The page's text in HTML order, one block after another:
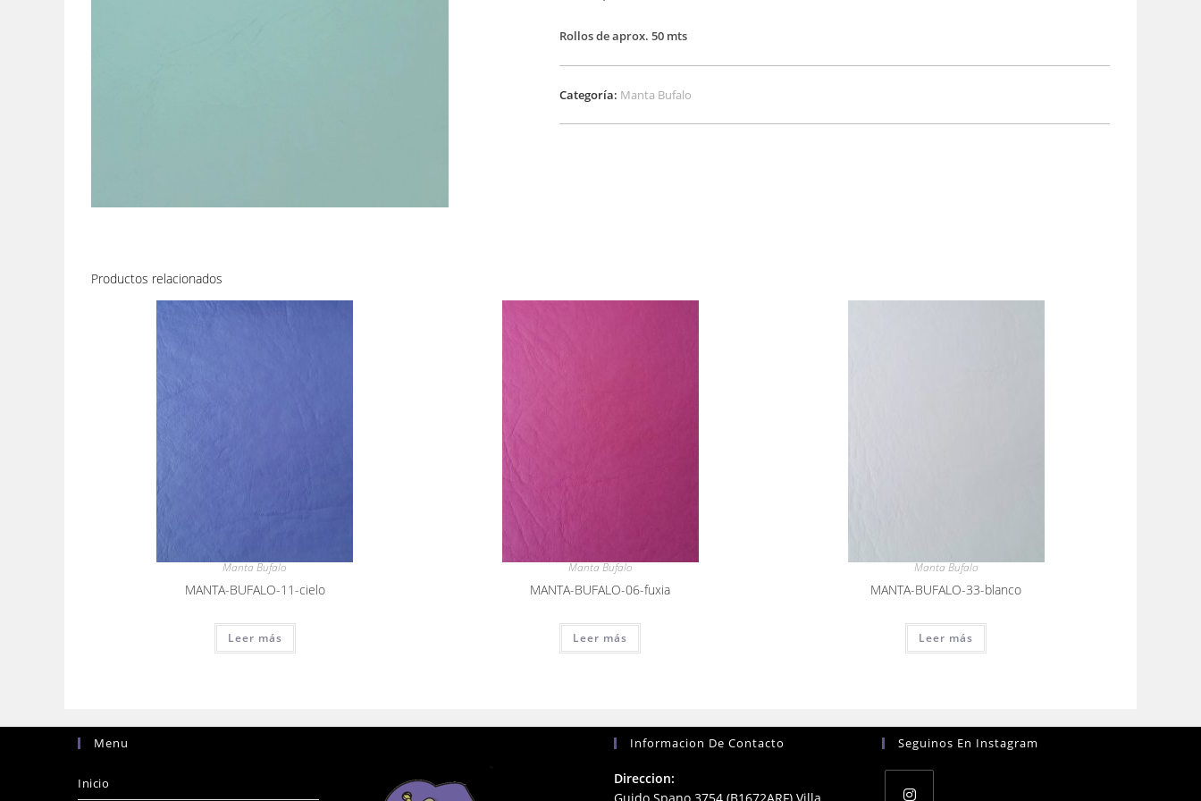
Rollos de aprox. 50 mts
Categoría: Manta Bufalo
Productos relacionados
Manta Bufalo
MANTA-BUFALO-11-cielo
Leer más
Manta Bufalo
MANTA-BUFALO-06-fuxia
Leer más
Manta Bufalo
MANTA-BUFALO-33-blanco
Leer más
Menu
Inicio
Informacion De Contacto
Direccion:
Seguinos En Instagram